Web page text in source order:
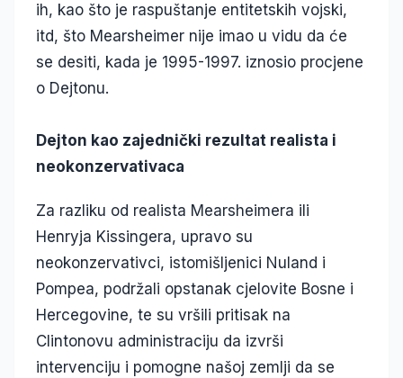
ih, kao što je raspuštanje entitetskih vojski,
itd, što Mearsheimer nije imao u vidu da će
se desiti, kada je 1995-1997. iznosio procjene
o Dejtonu.
Dejton kao zajednički rezultat realista i
neokonzervativaca
Za razliku od realista Mearsheimera ili
Henryja Kissingera, upravo su
neokonzervativci, istomišljenici Nuland i
Pompea, podržali opstanak cjelovite Bosne i
Hercegovine, te su vršili pritisak na
Clintonovu administraciju da izvrši
intervenciju i pomogne našoj zemlji da se